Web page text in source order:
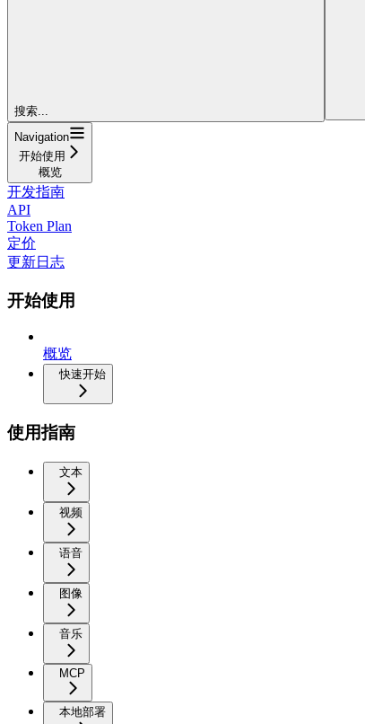
搜索...
Navigation
开始使用
概览
开发指南
API
Token Plan
定价
更新日志
开始使用
概览
快速开始
使用指南
文本
视频
语音
图像
音乐
MCP
本地部署